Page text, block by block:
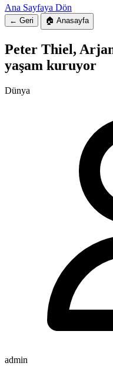
Ana Sayfaya Dön
← Geri 🏠 Anasayfa
Peter Thiel,
yaşam kuruyor
Dünya
admin